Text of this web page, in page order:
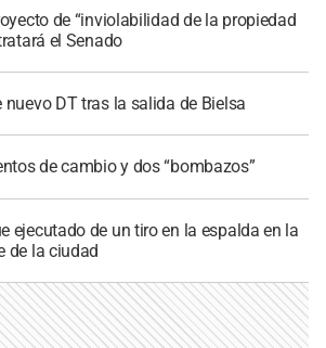
de “inviolabilidad de la propiedad
el Senado
nuevo DT tras la salida de Bielsa
de cambio y dos “bombazos”
ejecutado de un tiro en la espalda en la
de la ciudad